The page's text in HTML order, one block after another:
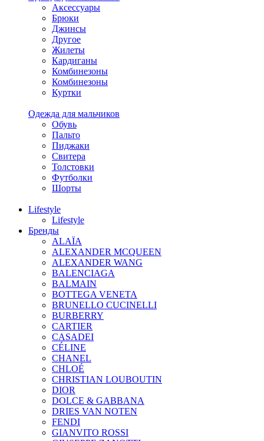
Аксессуары
Брюки
Джинсы
Другое
Жилеты
Кардиганы
Комбинезоны
Комбинезоны
Куртки
Одежда для мальчиков
Обувь
Пальто
Пиджаки
Свитера
Толстовки
Футболки
Шорты
Lifestyle
Lifestyle
Бренды
ALAÏA
ALEXANDER MCQUEEN
ALEXANDER WANG
BALENCIAGA
BALMAIN
BOTTEGA VENETA
BRUNELLO CUCINELLI
BURBERRY
CARTIER
CASADEI
CÉLINE
CHANEL
CHLOÉ
CHRISTIAN LOUBOUTIN
DIOR
DOLCE & GABBANA
DRIES VAN NOTEN
FENDI
GIANVITO ROSSI